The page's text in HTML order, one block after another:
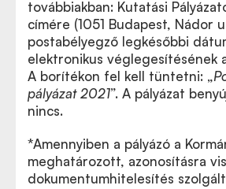
továbbiakban: Kutatási
címére (1051 Budapest, Nádor
postabélyegző legkésőbbi
elektronikus véglegesítésének
A borítékon fel kell tüntetni: „
pályázat 2021”. A pályázat
nincs.
*Amennyiben a pályázó a
meghatározott, azonosításra
dokumentumhitelesítés